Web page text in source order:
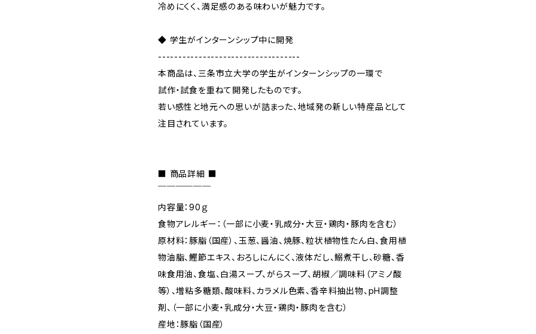
冷めにくく、満足感のある味わいが魅力です。
◆ 学生がインターンシップ中に開発
-----------------------------------
本商品は、三条市立大学の学生がインターンシップの一環で
試作・試食を重ねて開発したものです。
若い感性と地元への思いが詰まった、地域発の新しい特産品として
注目されています。
■ 商品詳細 ■
内容量：90ｇ
食物アレルギー：（一部に小麦・乳成分・大豆・鶏肉・豚肉を含む）
原材料：豚脂（国産）、玉葱、醤油、焼豚、粒状植物性たん白、食用植
物油脂、鰹節エキス、おろしにんにく、液体だし、鰯煮干し、砂糖、香
味食用油、食塩、白湯スープ、がらスープ、胡椒／調味料（アミノ酸
等）、増粘多糖類、酸味料、カラメル色素、香辛料抽出物、pH調整
剤、（一部に小麦・乳成分・大豆・鶏肉・豚肉を含む）
産地：豚脂（国産）